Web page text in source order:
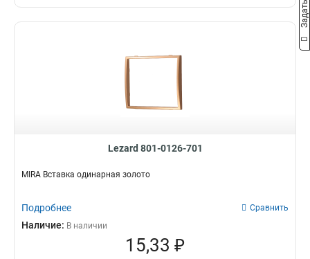
Lezard 801-0126-701
MIRA Вставка одинарная золото
Подробнее Сравнить
Наличие: В наличии
15,33 ₽